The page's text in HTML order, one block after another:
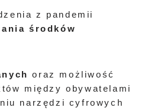
z pandemii
środków
oraz możliwość
między obywatelami
narzędzi cyfrowych